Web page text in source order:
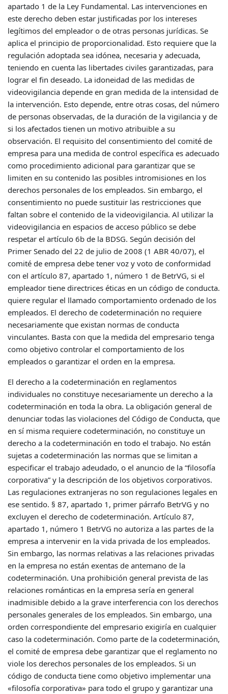
apartado 1 de la Ley Fundamental. Las intervenciones en
este derecho deben estar justificadas por los intereses
legítimos del empleador o de otras personas jurídicas. Se
aplica el principio de proporcionalidad. Esto requiere que la
regulación adoptada sea idónea, necesaria y adecuada,
teniendo en cuenta las libertades civiles garantizadas, para
lograr el fin deseado. La idoneidad de las medidas de
videovigilancia depende en gran medida de la intensidad de
la intervención. Esto depende, entre otras cosas, del número
de personas observadas, de la duración de la vigilancia y de
si los afectados tienen un motivo atribuible a su
observación. El requisito del consentimiento del comité de
empresa para una medida de control específica es adecuado
como procedimiento adicional para garantizar que se
limiten en su contenido las posibles intromisiones en los
derechos personales de los empleados. Sin embargo, el
consentimiento no puede sustituir las restricciones que
faltan sobre el contenido de la videovigilancia. Al utilizar la
videovigilancia en espacios de acceso público se debe
respetar el artículo 6b de la BDSG. Según decisión del
Primer Senado del 22 de julio de 2008 (1 ABR 40/07), el
comité de empresa debe tener voz y voto de conformidad
con el artículo 87, apartado 1, número 1 de BetrVG, si el
empleador tiene directrices éticas en un código de conducta.
quiere regular el llamado comportamiento ordenado de los
empleados. El derecho de codeterminación no requiere
necesariamente que existan normas de conducta
vinculantes. Basta con que la medida del empresario tenga
como objetivo controlar el comportamiento de los
empleados o garantizar el orden en la empresa.
El derecho a la codeterminación en reglamentos
individuales no constituye necesariamente un derecho a la
codeterminación en toda la obra. La obligación general de
denunciar todas las violaciones del Código de Conducta, que
en sí misma requiere codeterminación, no constituye un
derecho a la codeterminación en todo el trabajo. No están
sujetas a codeterminación las normas que se limitan a
especificar el trabajo adeudado, o el anuncio de la “filosofía
corporativa” y la descripción de los objetivos corporativos.
Las regulaciones extranjeras no son regulaciones legales en
ese sentido. § 87, apartado 1, primer párrafo BetrVG y no
excluyen el derecho de codeterminación. Artículo 87,
apartado 1, número 1 BetrVG no autoriza a las partes de la
empresa a intervenir en la vida privada de los empleados.
Sin embargo, las normas relativas a las relaciones privadas
en la empresa no están exentas de antemano de la
codeterminación. Una prohibición general prevista de las
relaciones románticas en la empresa sería en general
inadmisible debido a la grave interferencia con los derechos
personales generales de los empleados. Sin embargo, una
orden correspondiente del empresario exigiría en cualquier
caso la codeterminación. Como parte de la codeterminación,
el comité de empresa debe garantizar que el reglamento no
viole los derechos personales de los empleados. Si un
código de conducta tiene como objetivo implementar una
«filosofía corporativa» para todo el grupo y garantizar una